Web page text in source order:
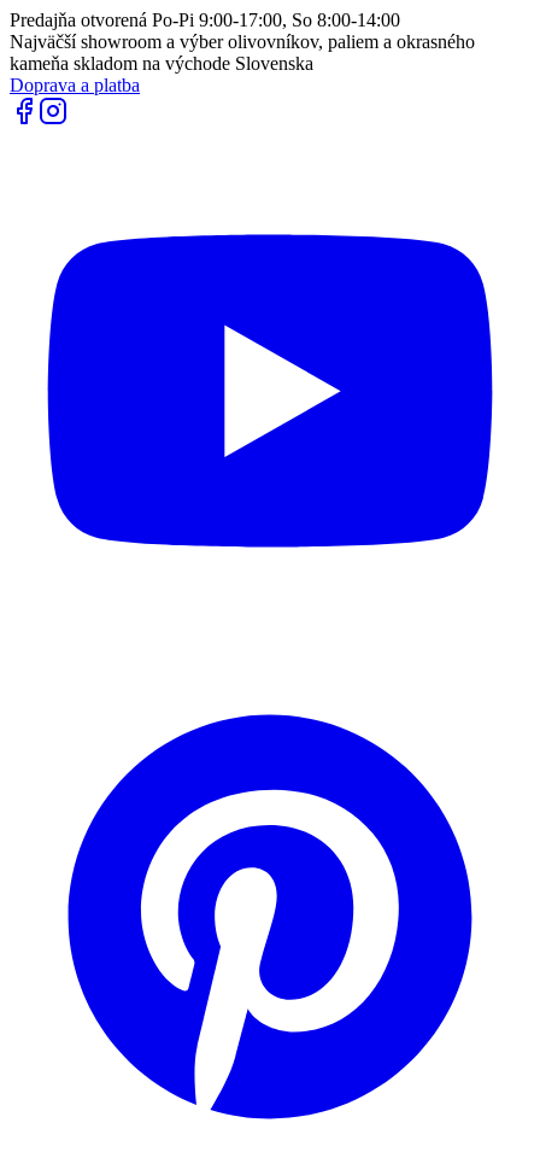
Predajňa otvorená Po-Pi 9:00-17:00, So 8:00-14:00
Najväčší showroom a výber olivovníkov, paliem a okrasného
kameňa skladom na východe Slovenska
Doprava a platba